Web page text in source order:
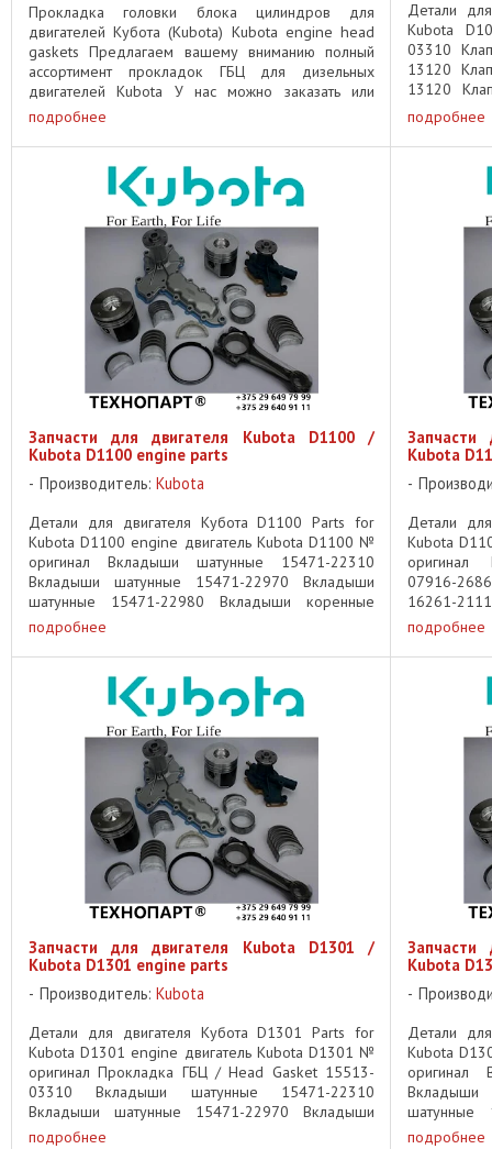
Прокладка головки блока цилиндров для
двигателей Кубота (Kubota) Kubota engine head
gaskets Предлагаем вашему вниманию полный
ассортимент прокладок ГБЦ для дизельных
двигателей Kubota У нас можно заказать или
приобрести прокладки ГБЦ для следующих ...
подробнее
Детали
Kubota
03310
13120
13120
подробнее
Запчасти для двигателя Kubota D1100 /
Kubota D1100 engine parts
Производитель: Kubota
Детали для двигателя Кубота D1100 Parts for
Kubota D1100 engine двигатель Kubota D1100 №
оригинал Вкладыши шатунные 15471-22310
Вкладыши шатунные 15471-22970 Вкладыши
шатунные 15471-22980 Вкладыши коренные
15221-23470 Вкладыши коренные 17311-23470
подробнее
Kubota
Детали
Kubota
07916-
16261-
07916-
подробнее
Запчасти для двигателя Kubota D1301 /
Kubota D1301 engine parts
Производитель: Kubota
Детали для двигателя Кубота D1301 Parts for
Kubota D1301 engine двигатель Kubota D1301 №
оригинал Прокладка ГБЦ / Head Gasket 15513-
03310 Вкладыши шатунные 15471-22310
Вкладыши шатунные 15471-22970 Вкладыши
шатунные 15471-22980 Вкладыши коренные ...
подробнее
Kubota
Детали
Kubota
оригинал
Вкладыши
шатунные
15221-
подробнее